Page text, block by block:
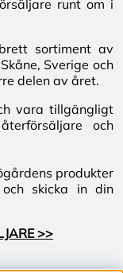
runt om i
sortiment av
Sverige och
delen av året.
vara tillgängligt
och
produkter
skicka in din
>>